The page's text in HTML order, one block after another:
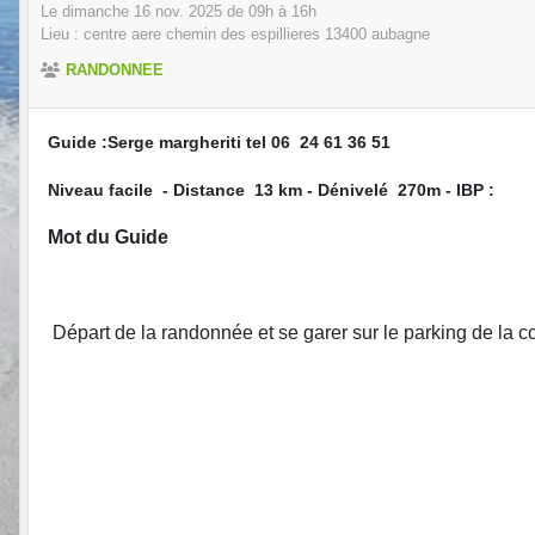
Le dimanche 16 nov. 2025 de 09h à 16h
Lieu : centre aere chemin des espillieres 13400 aubagne
RANDONNEE
Guide :Serge margheriti tel 06 24 61 36 51
Niveau facile - Distance 13 km - Dénivelé 270m - IBP :
Mot du Guide
Départ de la randonnée et se garer sur le parking de la